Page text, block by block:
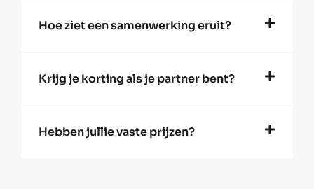
Hoe ziet een samenwerking eruit?
Krijg je korting als je partner bent?
Hebben jullie vaste prijzen?